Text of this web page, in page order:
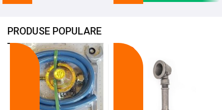
PRODUSE POPULARE